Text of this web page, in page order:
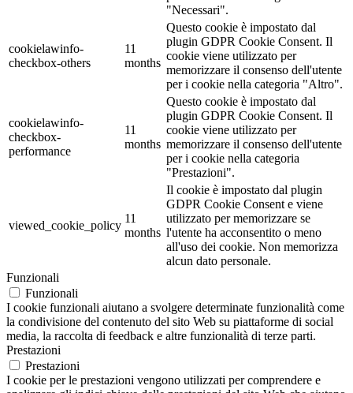
"Necessari".
cookielawinfo-
checkbox-others
11
months
Questo cookie è impostato dal
plugin GDPR Cookie Consent. Il
cookie viene utilizzato per
memorizzare il consenso dell'utente
per i cookie nella categoria "Altro".
cookielawinfo-
checkbox-
performance
11
months
Questo cookie è impostato dal
plugin GDPR Cookie Consent. Il
cookie viene utilizzato per
memorizzare il consenso dell'utente
per i cookie nella categoria
"Prestazioni".
viewed_cookie_policy
11
months
Il cookie è impostato dal plugin
GDPR Cookie Consent e viene
utilizzato per memorizzare se
l'utente ha acconsentito o meno
all'uso dei cookie. Non memorizza
alcun dato personale.
Funzionali
Funzionali
I cookie funzionali aiutano a svolgere determinate funzionalità come
la condivisione del contenuto del sito Web su piattaforme di social
media, la raccolta di feedback e altre funzionalità di terze parti.
Prestazioni
Prestazioni
I cookie per le prestazioni vengono utilizzati per comprendere e